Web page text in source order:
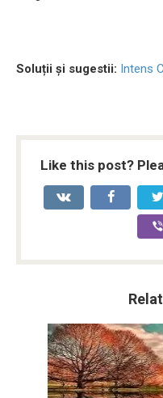
Soluții și sugestii: Intens
Like this post?